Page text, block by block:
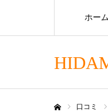
ホーム
口コミ